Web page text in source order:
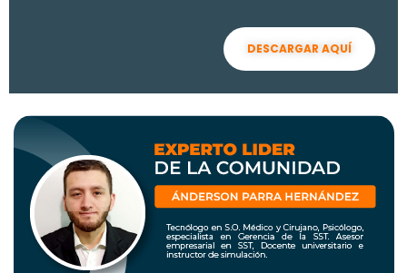
DESCARGAR AQUÍ